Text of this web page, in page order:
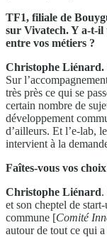
TF1, filiale de
sur Vivatech. Y a-t-
entre vos métiers ?
Christophe Liénard.
Sur
très près ce qui se
certain nombre de
développement
d’ailleurs. Et l’e-lab,
intervient à la
Faîtes-vous vos
Christophe Liénard.
et son cheptel de
commune [Comité
autour de tout ce qui